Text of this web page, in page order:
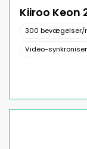
Kiiroo
300 bevægelser/
Video-